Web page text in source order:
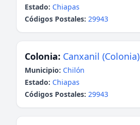
Estado: Chiapas
Códigos Postales: 29943
Colonia: Canxanil (Colonia)
Municipio: Chilón
Estado: Chiapas
Códigos Postales: 29943